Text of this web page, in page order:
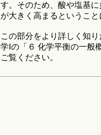
す。そのため、酸や塩基
が大きく高まるというこ
この部分をより詳しく知
学Ⅰの「６ 化学平衡の一般
ご覧ください。